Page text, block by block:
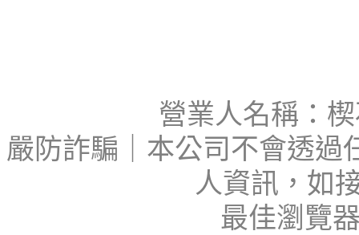
營業人名稱：
嚴防詐騙｜本公司不會透過
人資訊，如
最佳瀏覽